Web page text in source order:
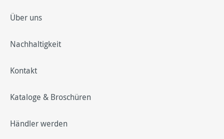
Über uns
Nachhaltigkeit
Kontakt
Kataloge & Broschüren
Händler werden